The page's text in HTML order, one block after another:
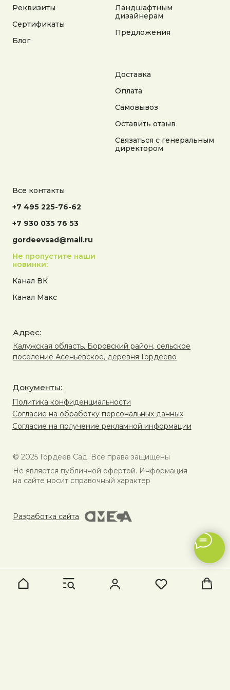
Реквизиты
Сертификаты
Блог
Ландшафтным
дизайнерам
Предложения
Доставка
Оплата
Самовывоз
Оставить отзыв
Связаться с генеральным
директором
Все контакты
+7 495 225-76-62
+7 930 035 76 53
gordeevsad@mail.ru
Не пропустите наши
новинки:
Канал ВК
Канал Макс
Не является публичной офертой. Информация
Разработка сайта